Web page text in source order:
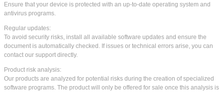
Ensure that your device is protected with an up-to-date operating system and
antivirus programs.
Regular updates:
To avoid security risks, install all available software updates and ensure the
document is automatically checked. If issues or technical errors arise, you can
contact our support directly.
Product risk analysis:
Our products are analyzed for potential risks during the creation of specialized
software programs. The product will only be offered for sale once this analysis is